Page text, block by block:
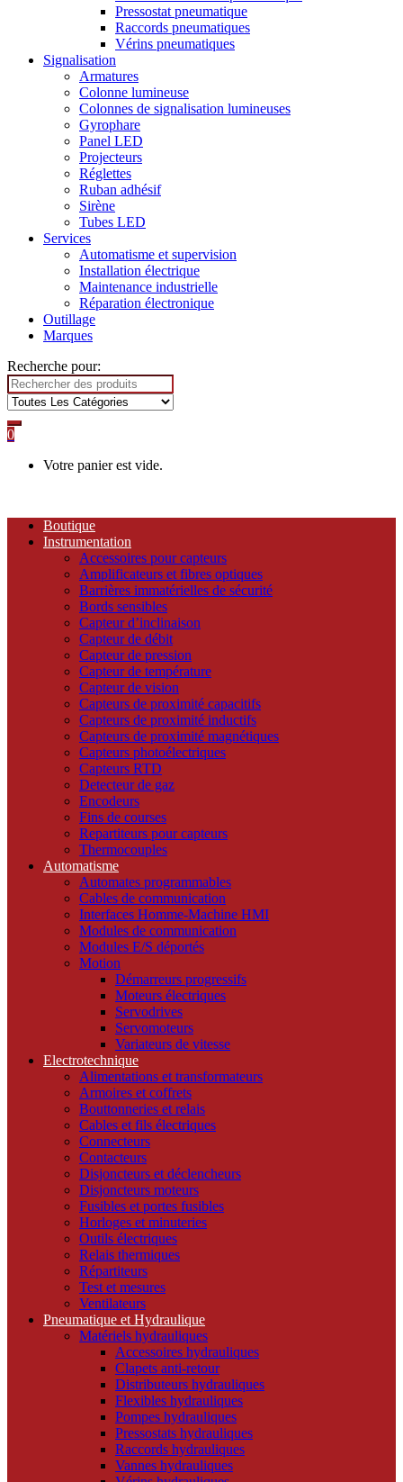
Pressostat pneumatique
Raccords pneumatiques
Vérins pneumatiques
Signalisation
Armatures
Colonne lumineuse
Colonnes de signalisation lumineuses
Gyrophare
Panel LED
Projecteurs
Réglettes
Ruban adhésif
Sirène
Tubes LED
Services
Automatisme et supervision
Installation électrique
Maintenance industrielle
Réparation électronique
Outillage
Marques
Recherche pour:
0
Votre panier est vide.
Boutique
Instrumentation
Accessoires pour capteurs
Amplificateurs et fibres optiques
Barrières immatérielles de sécurité
Bords sensibles
Capteur d’inclinaison
Capteur de débit
Capteur de pression
Capteur de température
Capteur de vision
Capteurs de proximité capacitifs
Capteurs de proximité inductifs
Capteurs de proximité magnétiques
Capteurs photoélectriques
Capteurs RTD
Detecteur de gaz
Encodeurs
Fins de courses
Repartiteurs pour capteurs
Thermocouples
Automatisme
Automates programmables
Cables de communication
Interfaces Homme-Machine HMI
Modules de communication
Modules E/S déportés
Motion
Démarreurs progressifs
Moteurs électriques
Servodrives
Servomoteurs
Variateurs de vitesse
Electrotechnique
Alimentations et transformateurs
Armoires et coffrets
Bouttonneries et relais
Cables et fils électriques
Connecteurs
Contacteurs
Disjoncteurs et déclencheurs
Disjoncteurs moteurs
Fusibles et portes fusibles
Horloges et minuteries
Outils électriques
Relais thermiques
Répartiteurs
Test et mesures
Ventilateurs
Pneumatique et Hydraulique
Matériels hydrauliques
Accessoires hydrauliques
Clapets anti-retour
Distributeurs hydrauliques
Flexibles hydrauliques
Pompes hydrauliques
Pressostats hydrauliques
Raccords hydrauliques
Vannes hydrauliques